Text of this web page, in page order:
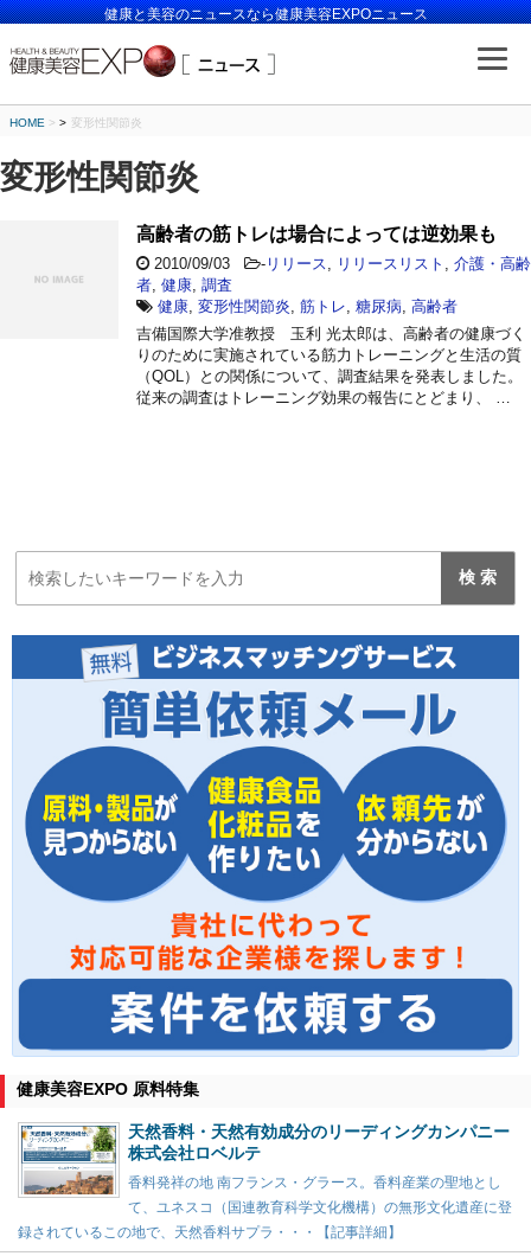
健康と美容のニュースなら健康美容EXPOニュース
HOME > 変形性関節炎
変形性関節炎
高齢者の筋トレは場合によっては逆効果も
2010/09/03 - リリース リリースリスト
介護・高齢
者 健康 調査
健康 変形性関節炎 筋トレ 糖尿病 高齢者
吉備国際大学准教授 玉利 光太郎は、高齢者の健康づく
りのために実施されている筋力トレーニングと生活の質
（QOL）との関係について、調査結果を発表しました。
従来の調査はトレーニング効果の報告にとどまり、 …
健康美容EXPO 原料特集
天然香料・天然有効成分のリーディングカンパニー
株式会社ロベルテ
香料発祥の地 南フランス・グラース。香料産業の聖地とし
て、ユネスコ（国連教育科学文化機構）の無形文化遺産に登
録されているこの地で、天然香料サプラ・・・【記事詳細】